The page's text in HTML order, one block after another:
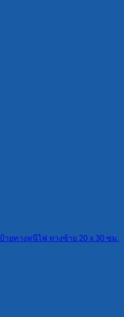
ายทางหนีไฟ ทางซ้าย 20 x 30 ซม.